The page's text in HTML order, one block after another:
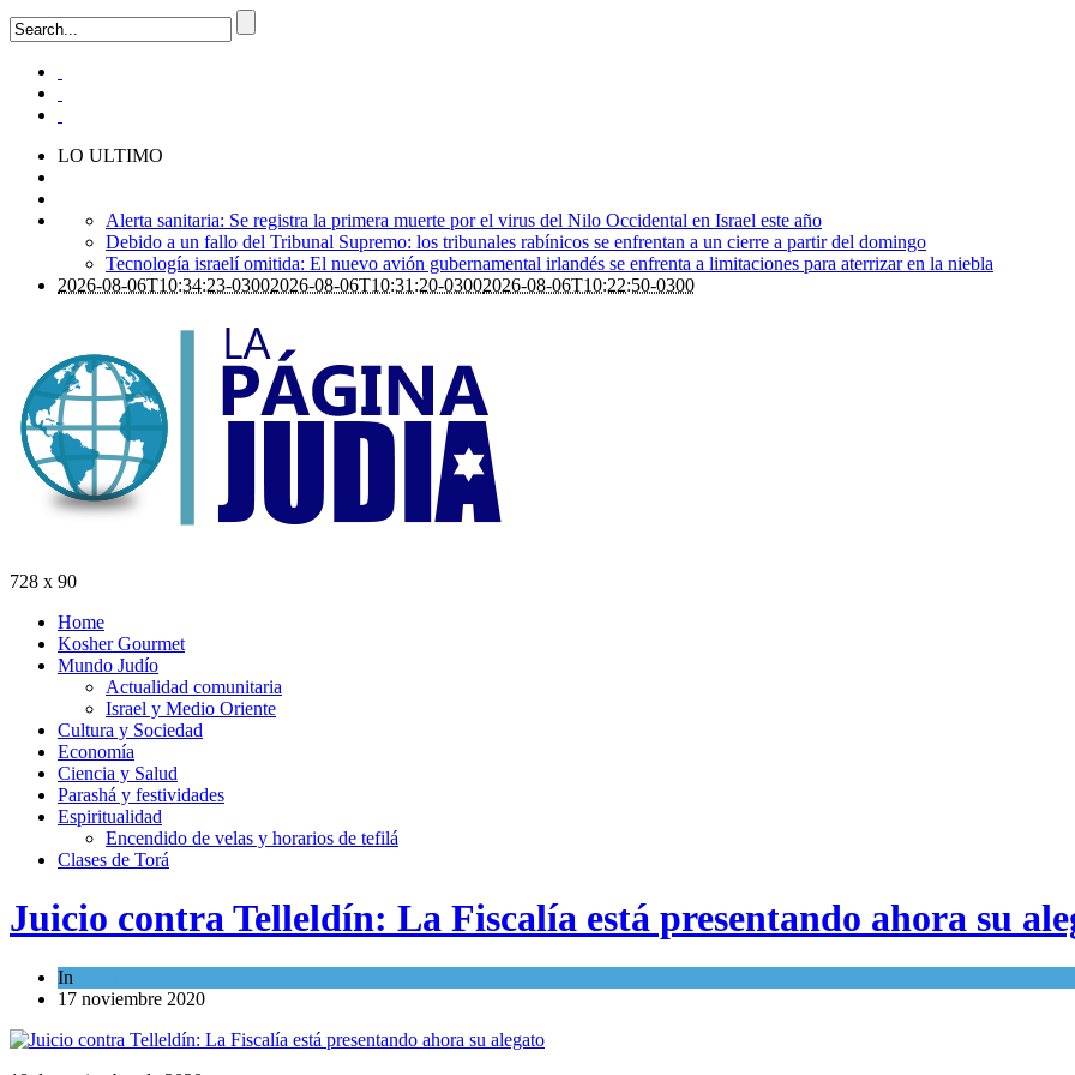
LO ULTIMO
Alerta sanitaria: Se registra la primera muerte por el virus del Nilo Occidental en Israel este año
Debido a un fallo del Tribunal Supremo: los tribunales rabínicos se enfrentan a un cierre a partir del domingo
Tecnología israelí omitida: El nuevo avión gubernamental irlandés se enfrenta a limitaciones para aterrizar en la niebla
2026-08-06T10:34:23-03002026-08-06T10:31:20-03002026-08-06T10:22:50-0300
728 x 90
Home
Kosher Gourmet
Mundo Judío
Actualidad comunitaria
Israel y Medio Oriente
Cultura y Sociedad
Economía
Ciencia y Salud
Parashá y festividades
Espiritualidad
Encendido de velas y horarios de tefilá
Clases de Torá
Juicio contra Telleldín: La Fiscalía está presentando ahora su
In
17 noviembre 2020